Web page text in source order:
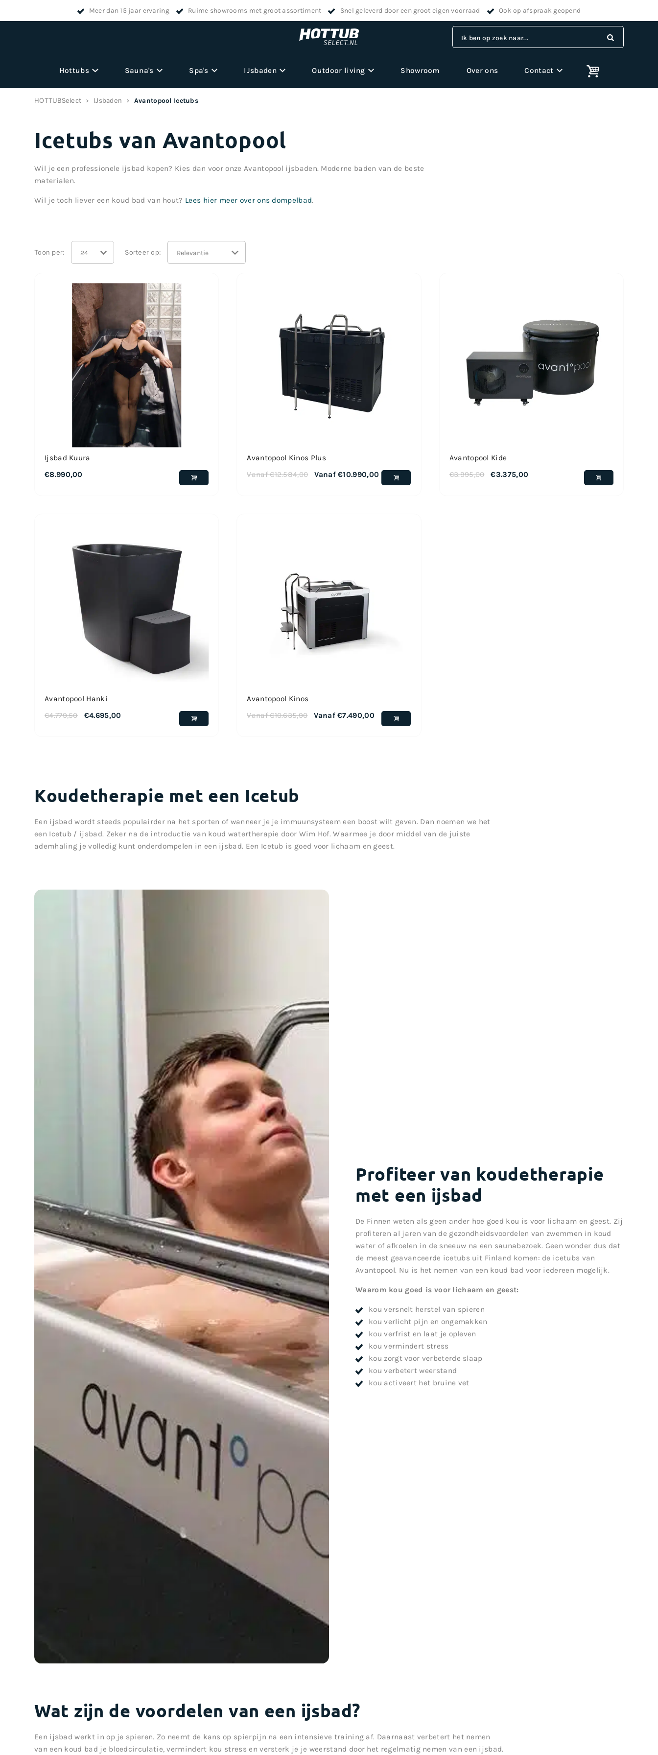
Meer dan 15 jaar ervaring Ruime showrooms met groot assortiment Snel geleverd door een groot eigen voorraad Ook op afspraak geopend
Ik ben op zoek naar...
Hottubs Sauna's Spa's IJsbaden Outdoor living Showroom Over ons Contact
HOTTUBSelect IJsbaden Avantopool Icetubs
Icetubs van Avantopool
Wil je een professionele ijsbad kopen? Kies dan voor onze Avantopool ijsbaden. Moderne baden van de beste
materialen.
Wil je toch liever een koud bad van hout? Lees hier meer over ons dompelbad.
Toon per: Sorteer op:
Ijsbad Kuura
€8.990,00
Avantopool Kinos Plus
Vanaf€12.584,00 Vanaf€10.990,00
Avantopool Kide
€3.995,00 €3.375,00
Avantopool Hanki
€4.779,50 €4.695,00
Avantopool Kinos
Vanaf€10.635,90 Vanaf€7.490,00
Koudetherapie met een Icetub
Een ijsbad wordt steeds populairder na het sporten of wanneer je je immuunsysteem een boost wilt geven. Dan noemen we het
een Icetub / ijsbad. Zeker na de introductie van koud watertherapie door Wim Hof. Waarmee je door middel van de juiste
ademhaling je volledig kunt onderdompelen in een ijsbad. Een Icetub is goed voor lichaam en geest.
Profiteer van koudetherapie
met een ijsbad
De Finnen weten als geen ander hoe goed kou is voor lichaam en geest. Zij
profiteren al jaren van de gezondheidsvoordelen van zwemmen in koud
water of afkoelen in de sneeuw na een saunabezoek. Geen wonder dus dat
de meest geavanceerde icetubs uit Finland komen: de icetubs van
Avantopool. Nu is het nemen van een koud bad voor iedereen mogelijk.
Waarom kou goed is voor lichaam en geest:
kou versnelt herstel van spieren
kou verlicht pijn en ongemakken
kou verfrist en laat je opleven
kou vermindert stress
kou zorgt voor verbeterde slaap
kou verbetert weerstand
kou activeert het bruine vet
Wat zijn de voordelen van een ijsbad?
Een ijsbad werkt in op je spieren. Zo neemt de kans op spierpijn na een intensieve training af. Daarnaast verbetert het nemen
van een koud bad je bloedcirculatie, vermindert kou stress en versterk je je weerstand door het regelmatig nemen van een ijsbad.